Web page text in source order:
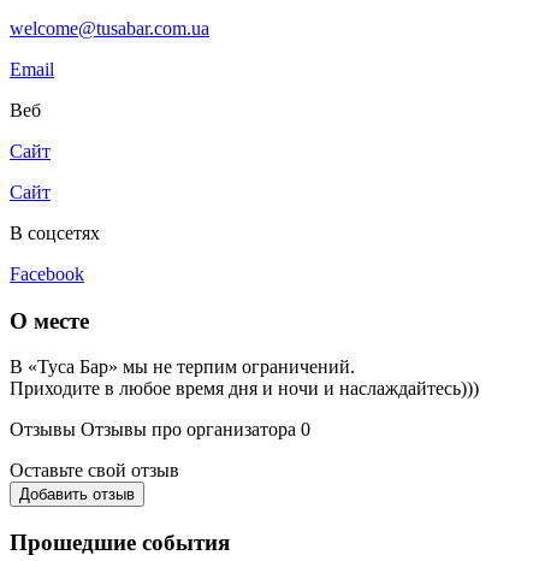
welcome@tusabar.com.ua
Email
Веб
Сайт
Сайт
В соцсетях
Facebook
О месте
В «Туса Бар» мы не терпим ограничений.
Приходите в любое время дня и ночи и наслаждайтесь)))
Отзывы Отзывы про организатора 0
Оставьте свой отзыв
Добавить отзыв
Прошедшие события